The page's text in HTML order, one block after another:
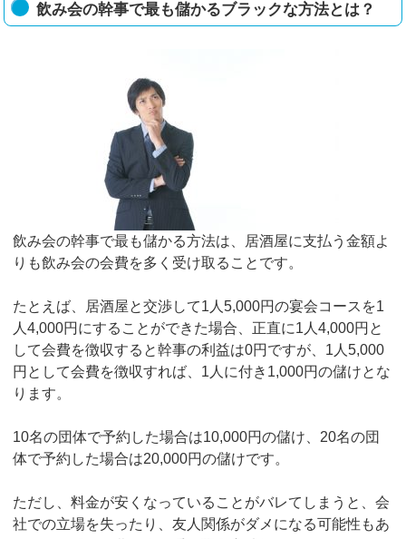
飲み会の幹事で最も儲かるブラックな方法とは？
飲み会の幹事で最も儲かる方法は、居酒屋に支払う金額よ
りも飲み会の会費を多く受け取ることです。
たとえば、居酒屋と交渉して1人5,000円の宴会コースを1
人4,000円にすることができた場合、正直に1人4,000円と
して会費を徴収すると幹事の利益は0円ですが、1人5,000
円として会費を徴収すれば、1人に付き1,000円の儲けとな
ります。
10名の団体で予約した場合は10,000円の儲け、20名の団
体で予約した場合は20,000円の儲けです。
ただし、料金が安くなっていることがバレてしまうと、会
社での立場を失ったり、友人関係がダメになる可能性もあ